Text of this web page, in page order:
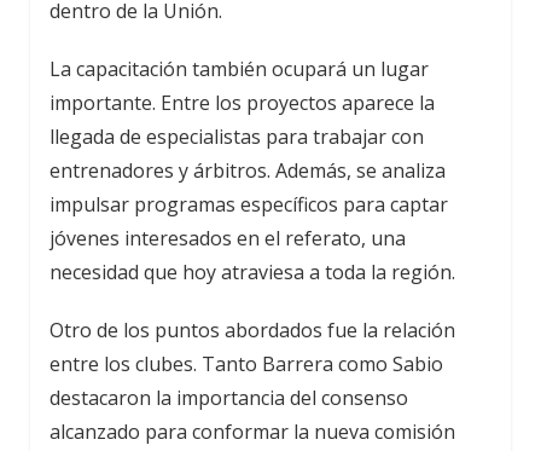
dentro de la Unión.
La capacitación también ocupará un lugar
importante. Entre los proyectos aparece la
llegada de especialistas para trabajar con
entrenadores y árbitros. Además, se analiza
impulsar programas específicos para captar
jóvenes interesados en el referato, una
necesidad que hoy atraviesa a toda la región.
Otro de los puntos abordados fue la relación
entre los clubes. Tanto Barrera como Sabio
destacaron la importancia del consenso
alcanzado para conformar la nueva comisión